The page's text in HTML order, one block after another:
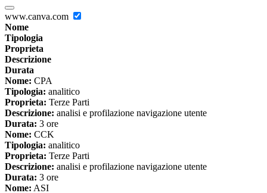
www.canva.com
Nome
Tipologia
Proprieta
Descrizione
Durata
Nome: CPA
Tipologia: analitico
Proprieta: Terze Parti
Descrizione: analisi e profilazione navigazione utente
Durata: 3 ore
Nome: CCK
Tipologia: analitico
Proprieta: Terze Parti
Descrizione: analisi e profilazione navigazione utente
Durata: 3 ore
Nome: ASI